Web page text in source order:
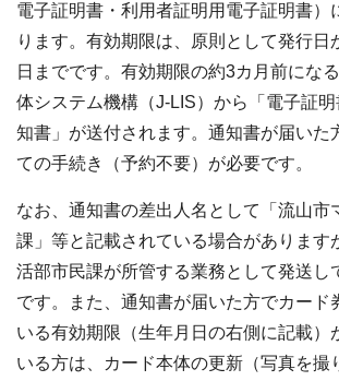
電子証明書・利用者証明用電子証明書）
ります。有効期限は、原則として発行日
日までです。有効期限の約3カ月前にな
体システム機構（J-LIS）から「電子証
知書」が送付されます。通知書が届いた
ての手続き（予約不要）が必要です。
なお、通知書の差出人名として「流山市
課」等と記載されている場合があります
活部市民課が所管する業務として発送し
です。また、通知書が届いた方でカード
いる有効期限（生年月日の右側に記載）
いる方は、カード本体の更新（写真を撮